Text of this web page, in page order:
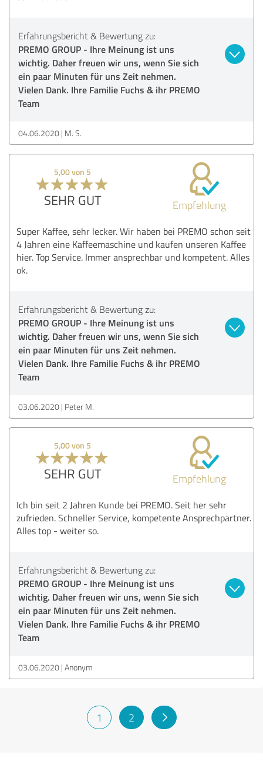
Erfahrungsbericht & Bewertung zu:
PREMO GROUP - Ihre Meinung ist uns
wichtig. Daher freuen wir uns, wenn Sie sich
ein paar Minuten für uns Zeit nehmen.
Vielen Dank. Ihre Familie Fuchs & ihr PREMO
Team
04.06.2020 M. S.
5,00 von 5
SEHR GUT Empfehlung
Super Kaffee, sehr lecker. Wir haben bei PREMO schon seit
4 Jahren eine Kaffeemaschine und kaufen unseren Kaffee
hier. Top Service. Immer ansprechbar und kompetent. Alles
ok.
Erfahrungsbericht & Bewertung zu:
PREMO GROUP - Ihre Meinung ist uns
wichtig. Daher freuen wir uns, wenn Sie sich
ein paar Minuten für uns Zeit nehmen.
Vielen Dank. Ihre Familie Fuchs & ihr PREMO
Team
03.06.2020 Peter M.
5,00 von 5
SEHR GUT Empfehlung
Ich bin seit 2 Jahren Kunde bei PREMO. Seit her sehr
zufrieden. Schneller Service, kompetente Ansprechpartner.
Alles top - weiter so.
Erfahrungsbericht & Bewertung zu:
PREMO GROUP - Ihre Meinung ist uns
wichtig. Daher freuen wir uns, wenn Sie sich
ein paar Minuten für uns Zeit nehmen.
Vielen Dank. Ihre Familie Fuchs & ihr PREMO
Team
03.06.2020 Anonym
1 2